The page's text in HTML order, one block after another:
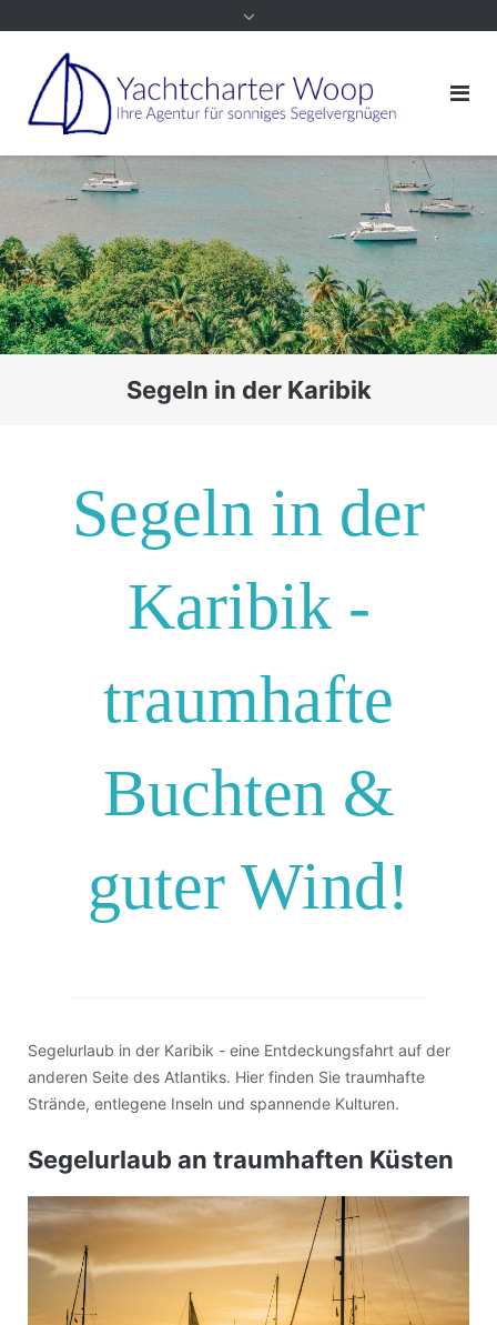
Segeln in der Karibik
Segeln in der
Karibik -
traumhafte
Buchten &
guter Wind!
Segelurlaub in der Karibik - eine Entdeckungsfahrt auf der
anderen Seite des Atlantiks. Hier finden Sie traumhafte
Strände, entlegene Inseln und spannende Kulturen.
Segelurlaub an traumhaften Küsten